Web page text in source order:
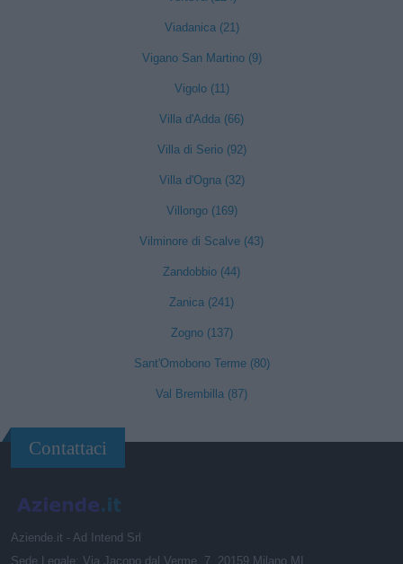
Viadanica (21)
Vigano San Martino (9)
Vigolo (11)
Villa d'Adda (66)
Villa di Serio (92)
Villa d'Ogna (32)
Villongo (169)
Vilminore di Scalve (43)
Zandobbio (44)
Zanica (241)
Zogno (137)
Sant'Omobono Terme (80)
Val Brembilla (87)
Contattaci
Aziende.it - Ad Intend Srl
Sede Legale: Via Jacopo dal Verme, 7, 20159 Milano MI